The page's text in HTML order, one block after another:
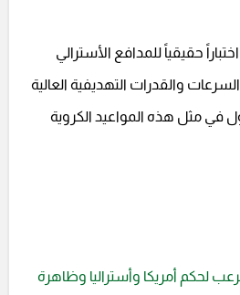
حقيقياً للمدافع الأسترالي
والقدرات التهديفية العالية
في مثل هذه المواعيد الكروية
لحكم أمريكا وأستراليا وظاهرة